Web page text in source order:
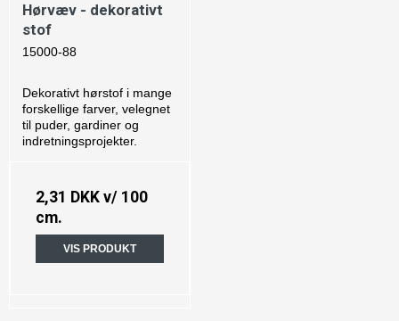
Hørvæv - dekorativt
stof
15000-88
Dekorativt hørstof i mange
forskellige farver, velegnet
til puder, gardiner og
indretningsprojekter.
2,31 DKK v/ 100
cm.
VIS PRODUKT